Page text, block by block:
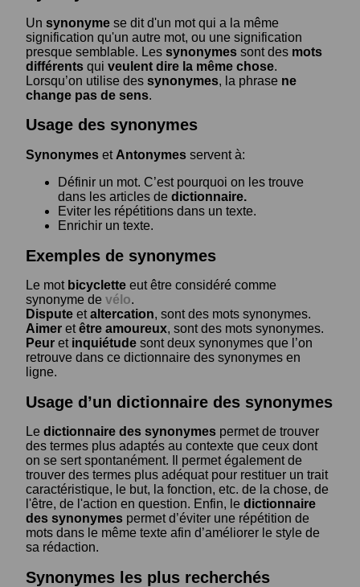
Un synonyme se dit d'un mot qui a la même
signification qu'un autre mot, ou une signification
presque semblable. Les synonymes sont des mots
différents qui veulent dire la même chose.
Lorsqu’on utilise des synonymes, la phrase ne
change pas de sens.
Usage des synonymes
Synonymes et Antonymes servent à:
Définir un mot. C’est pourquoi on les trouve
dans les articles de dictionnaire.
Eviter les répétitions dans un texte.
Enrichir un texte.
Exemples de synonymes
Le mot bicyclette eut être considéré comme
synonyme de vélo.
Dispute etaltercation, sont des mots synonymes.
Aimer etêtre amoureux, sont des mots synonymes.
Peur et inquiétude sont deux synonymes que l’on
retrouve dans ce dictionnaire des synonymes en
ligne.
Usage d’un dictionnaire des synonymes
Le dictionnaire des synonymes permet de trouver
des termes plus adaptés au contexte que ceux dont
on se sert spontanément. Il permet également de
trouver des termes plus adéquat pour restituer un trait
caractéristique, le but, la fonction, etc. de la chose, de
l'être, de l'action en question. Enfin, le dictionnaire
des synonymes permet d’éviter une répétition de
mots dans le même texte afin d’améliorer le style de
sa rédaction.
Synonymes les plus recherchés